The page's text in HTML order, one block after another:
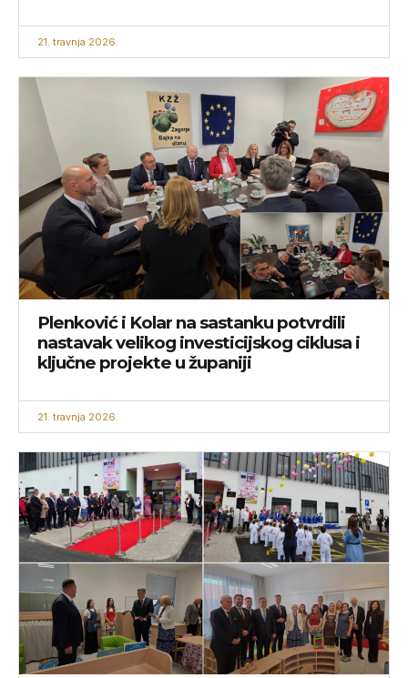
21. travnja 2026.
Plenković i Kolar na sastanku potvrdili
nastavak velikog investicijskog ciklusa i
ključne projekte u županiji
21. travnja 2026.